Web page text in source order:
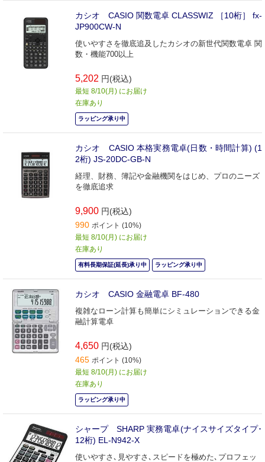
カシオ CASIO 関数電卓 CLASSWIZ ［10桁］ fx-
JP900CW-N
使いやすさを徹底追及したカシオの新世代関数電卓 関
数・機能700以上
5,202 円(税込)
最短 8/10(月) にお届け
在庫あり
ラッピング承り中
カシオ CASIO 本格実務電卓(日数・時間計算) (1
2桁) JS-20DC-GB-N
経理、財務、簿記や金融機関をはじめ、プロのニーズ
を徹底追求
9,900 円(税込)
990 ポイント (10%)
最短 8/10(月) にお届け
在庫あり
有料長期保証(延長)承り中 ラッピング承り中
カシオ CASIO 金融電卓 BF-480
複雑なローン計算も簡単にシミュレーションできる金
融計算電卓
4,650 円(税込)
465 ポイント (10%)
最短 8/10(月) にお届け
在庫あり
ラッピング承り中
シャープ SHARP 実務電卓(ナイスサイズタイプ･
12桁) EL-N942-X
使いやすさ､見やすさ､スピードを極めた､プロフェッ